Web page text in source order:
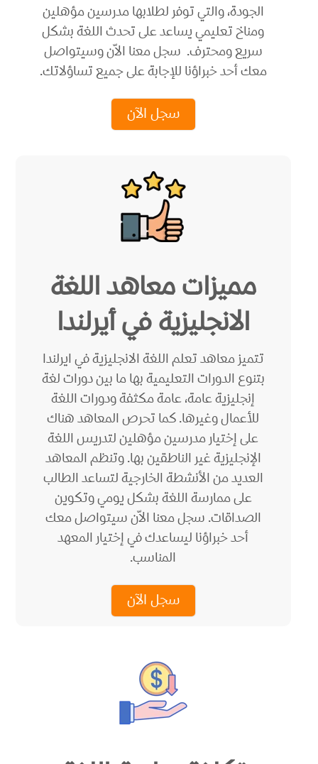
الجودة، والتي توفر لطلابها مدرسين مؤهلين
ومناخ تعليمي يساعد على تحدث اللغة بشكل
سريع ومحترف. سجل معنا الاّن وسيتواصل
معك أحد خبراؤنا للإجابة على جميع تساؤلاتك.
سجل الآن
مميزات معاهد اللغة
الانجليزية في أيرلندا
تتميز معاهد تعلم اللغة الانجليزية في ايرلندا
بتنوع الدورات التعليمية بها ما بين دورات لغة
إنجليزية عامة، عامة مكثفة ودورات اللغة
للأعمال وغيرها. كما تحرص المعاهد هناك
على إختيار مدرسين مؤهلين لتدريس اللغة
الإنجليزية غير الناطقين بها. وتنظم المعاهد
العديد من الأنشطة الخارجية لتساعد الطالب
على ممارسة اللغة بشكل يومي وتكوين
الصداقات. سجل معنا الاّن سيتواصل معك
أحد خبراؤنا ليساعدك في إختيار المعهد
المناسب.
سجل الآن